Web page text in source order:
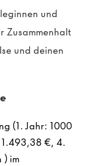
und
Zusammenhalt
und deinen
(1. Jahr: 1000
€, 4.
) im